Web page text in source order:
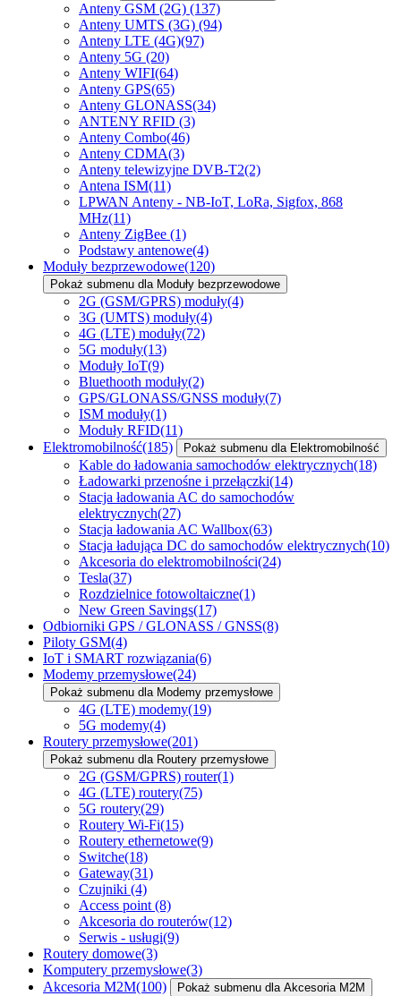
Anteny GSM (2G) (137)
Anteny UMTS (3G) (94)
Anteny LTE (4G)(97)
Anteny 5G (20)
Anteny WIFI(64)
Anteny GPS(65)
Anteny GLONASS(34)
ANTENY RFID (3)
Anteny Combo(46)
Anteny CDMA(3)
Anteny telewizyjne DVB-T2(2)
Antena ISM(11)
LPWAN Anteny - NB-IoT, LoRa, Sigfox, 868
MHz(11)
Anteny ZigBee (1)
Podstawy antenowe(4)
Moduły bezprzewodowe(120)
Pokaż submenu dla Moduły bezprzewodowe
2G (GSM/GPRS) moduły(4)
3G (UMTS) moduły(4)
4G (LTE) moduły(72)
5G moduły(13)
Moduły IoT(9)
Bluethooth moduły(2)
GPS/GLONASS/GNSS moduły(7)
ISM moduły(1)
Moduły RFID(11)
Elektromobilność(185) Pokaż submenu dla Elektromobilność
Kable do ładowania samochodów elektrycznych(18)
Ładowarki przenośne i przełączki(14)
Stacja ładowania AC do samochodów
elektrycznych(27)
Stacja ładowania AC Wallbox(63)
Stacja ładująca DC do samochodów elektrycznych(10)
Akcesoria do elektromobilności(24)
Tesla(37)
Rozdzielnice fotowoltaiczne(1)
New Green Savings(17)
Odbiorniki GPS / GLONASS / GNSS(8)
Piloty GSM(4)
IoT i SMART rozwiązania(6)
Modemy przemysłowe(24)
Pokaż submenu dla Modemy przemysłowe
4G (LTE) modemy(19)
5G modemy(4)
Routery przemysłowe(201)
Pokaż submenu dla Routery przemysłowe
2G (GSM/GPRS) router(1)
4G (LTE) routery(75)
5G routery(29)
Routery Wi-Fi(15)
Routery ethernetowe(9)
Switche(18)
Gateway(31)
Czujniki (4)
Access point (8)
Akcesoria do routerów(12)
Serwis - usługi(9)
Routery domowe(3)
Komputery przemysłowe(3)
Akcesoria M2M(100) Pokaż submenu dla Akcesoria M2M